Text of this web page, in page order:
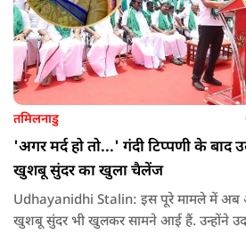
तमिलनाडु
'अगर मर्द हो तो...' गंदी टिप्पणी के बाद
खुशबू सुंदर का खुला चैलेंज
Udhayanidhi Stalin: इस पूरे मामले में अब
खुशबू सुंदर भी खुलकर सामने आई हैं. उन्होंने